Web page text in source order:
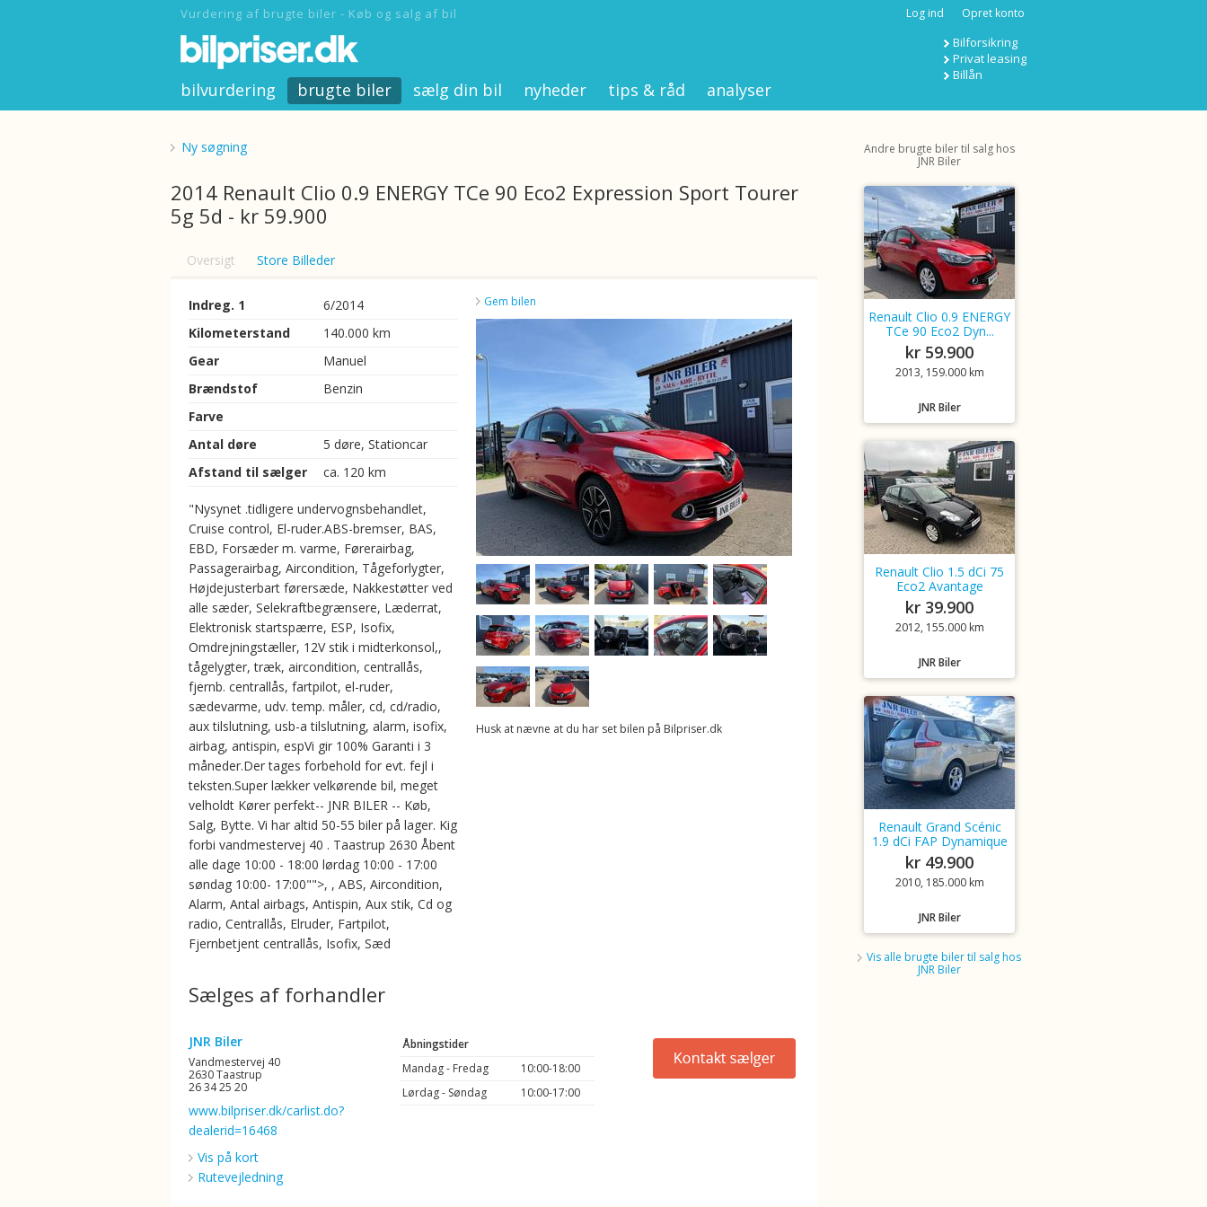
Vurdering af brugte biler - Køb og salg af bil Log ind Opret konto
Bilforsikring
Privat leasing
Billån
bilvurdering brugte biler sælg din bil nyheder tips & råd analyser
Ny søgning
2014 Renault Clio 0.9 ENERGY TCe 90 Eco2 Expression Sport Tourer
5g 5d - kr 59.900
Oversigt Store Billeder
Indreg. 1
6/2014
Kilometerstand
140.000 km
Gear
Manuel
Brændstof
Benzin
Farve
Antal døre
5 døre, Stationcar
Afstand til sælger
ca. 120 km
"Nysynet .tidligere undervognsbehandlet,
Cruise control, El-ruder.ABS-bremser, BAS,
EBD, Forsæder m. varme, Førerairbag,
Passagerairbag, Aircondition, Tågeforlygter,
Højdejusterbart førersæde, Nakkestøtter ved
alle sæder, Selekraftbegrænsere, Læderrat,
Elektronisk startspærre, ESP, Isofix,
Omdrejningstæller, 12V stik i midterkonsol,,
tågelygter, træk, aircondition, centrallås,
fjernb. centrallås, fartpilot, el-ruder,
sædevarme, udv. temp. måler, cd, cd/radio,
aux tilslutning, usb-a tilslutning, alarm, isofix,
airbag, antispin, espVi gir 100% Garanti i 3
måneder.Der tages forbehold for evt. fejl i
teksten.Super lækker velkørende bil, meget
velholdt Kører perfekt-- JNR BILER -- Køb,
Salg, Bytte. Vi har altid 50-55 biler på lager. Kig
forbi vandmestervej 40 . Taastrup 2630 Åbent
alle dage 10:00 - 18:00 lørdag 10:00 - 17:00
søndag 10:00- 17:00"">, , ABS, Aircondition,
Alarm, Antal airbags, Antispin, Aux stik, Cd og
radio, Centrallås, Elruder, Fartpilot,
Fjernbetjent centrallås, Isofix, Sæd
Gem bilen
Husk at nævne at du har set bilen på Bilpriser.dk
Sælges af forhandler
JNR Biler
Vandmestervej 40
2630 Taastrup
26 34 25 20
www.bilpriser.dk/carlist.do?
dealerid=16468
Vis på kort
Rutevejledning
Åbningstider
Mandag - Fredag
10:00-18:00
Lørdag - Søndag
10:00-17:00
Andre brugte biler til salg hos
JNR Biler
Renault Clio 0.9 ENERGY
TCe 90 Eco2 Dyn...
kr 59.900
2013, 159.000 km
JNR Biler
Renault Clio 1.5 dCi 75
Eco2 Avantage
kr 39.900
2012, 155.000 km
JNR Biler
Renault Grand Scénic
1.9 dCi FAP Dynamique
kr 49.900
2010, 185.000 km
JNR Biler
Vis alle brugte biler til salg hos
JNR Biler